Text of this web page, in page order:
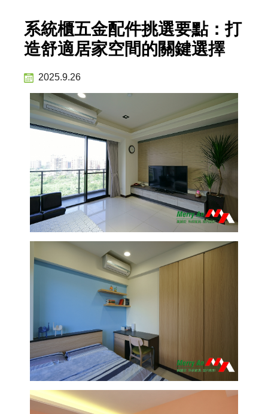
系統櫃五金配件挑選要點：打
造舒適居家空間的關鍵選擇
2025.9.26